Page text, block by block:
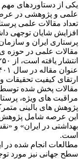
یکی از دستاوردهای
علمی و پژوهشی در
تعداد مقالات علمی
افزایش شایان توجهی
پرستاری ایران و
مقالات علمی در حوزه
ارتقای کیفیت
مقالات پخش شده توسط
مراقبت های ویژه،
پژوهش های بالینی
این عرصه شامل پژوهش
بهداشتی در ایران» و
است.
مطالعات انجام شده در
سطح جهانی نیز مورد